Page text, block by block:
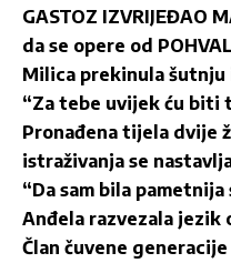
GASTOZ IZVRIJEĐAO
da se opere od
Milica prekinula
“Za tebe uvijek ću biti
Pronađena tijela dvije
istraživanja se
“Da sam bila
Anđela razvezala jezik
Član čuvene